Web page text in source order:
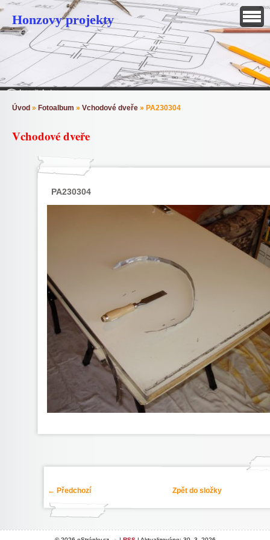
Honzovy projekty
Úvod » Fotoalbum » Vchodové dveře » PA230304
Vchodové dveře
PA230304
← Předchozí Zpět do složky